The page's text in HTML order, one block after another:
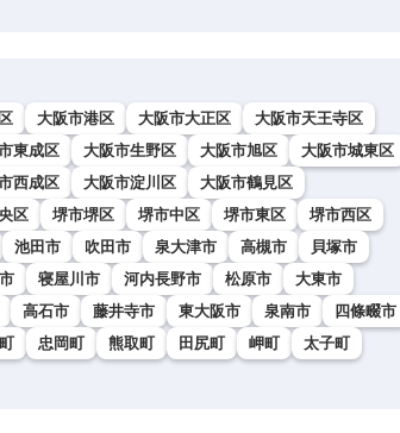
大阪市港区 大阪市大正区
大阪市天王寺区
東成区 大阪市生野区 大阪市旭区
大阪市城東区
西成区 大阪市淀川区
大阪市鶴見区
区 堺市堺区 堺市中区 堺市東区
堺市西区
池田市 吹田市 泉大津市 高槻市
貝塚市
寝屋川市 河内長野市 松原市
大東市
高石市 藤井寺市 東大阪市 泉南市
四條畷市
忠岡町 熊取町 田尻町 岬町
太子町